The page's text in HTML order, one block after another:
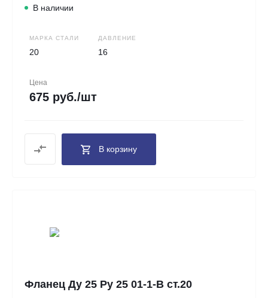
В наличии
МАРКА СТАЛИ
20
ДАВЛЕНИЕ
16
Цена
675 руб./шт
В корзину
Фланец Ду 25 Ру 25 01-1-В ст.20